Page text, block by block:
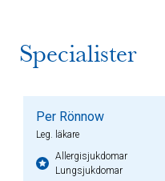
Specialister
Per Rönnow
Leg. läkare
Allergisjukdomar
Lungsjukdomar